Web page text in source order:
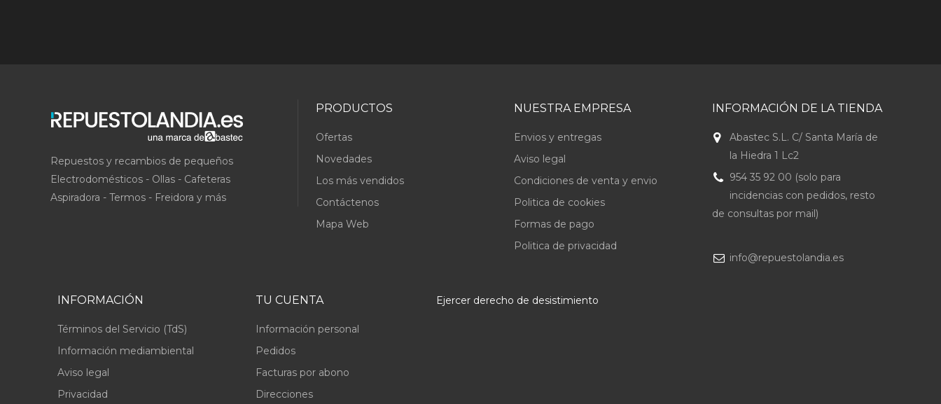
Repuestos y recambios de pequeños
Electrodomésticos - Ollas - Cafeteras
Aspiradora - Termos - Freidora y más
PRODUCTOS
Ofertas
Novedades
Los más vendidos
Contáctenos
Mapa Web
NUESTRA EMPRESA
Envios y entregas
Aviso legal
Condiciones de venta y envio
Politica de cookies
Formas de pago
Politica de privacidad
INFORMACIÓN DE LA TIENDA
Abastec S.L. C/ Santa María de
la Hiedra 1 Lc2
954 35 92 00 (solo para
incidencias con pedidos, resto
de consultas por mail)
info@repuestolandia.es
INFORMACIÓN
Términos del Servicio (TdS)
Información mediambiental
Aviso legal
Privacidad
TU CUENTA
Información personal
Pedidos
Facturas por abono
Direcciones
Ejercer derecho de desistimiento